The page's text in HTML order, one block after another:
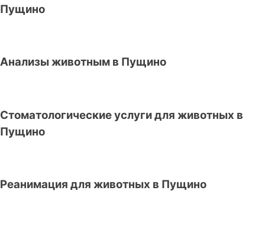
Пущино
Анализы животным в Пущино
Стоматологические услуги для животных в
Пущино
Реанимация для животных в Пущино